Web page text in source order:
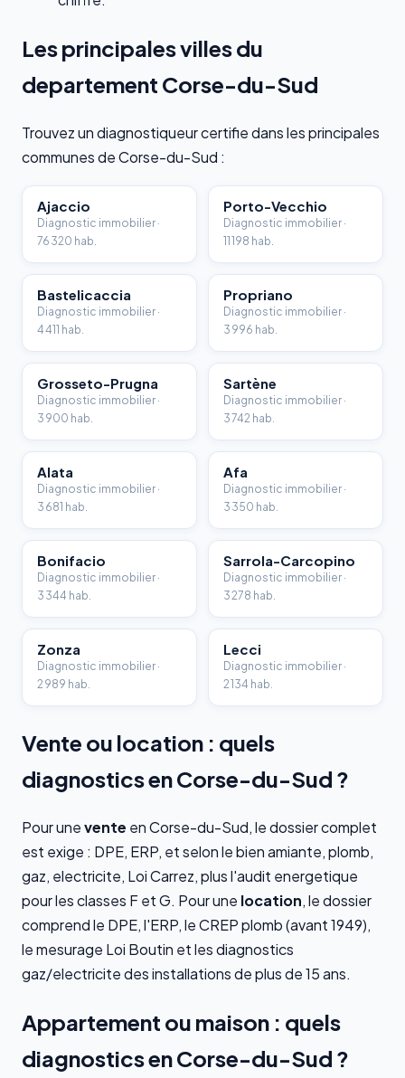
Les principales villes du
departement Corse-du-Sud
Trouvez un diagnostiqueur certifie dans les principales
communes de Corse-du-Sud :
Ajaccio
Diagnostic immobilier ·
76 320 hab.
Porto-Vecchio
Diagnostic immobilier ·
11 198 hab.
Bastelicaccia
Diagnostic immobilier ·
4 411 hab.
Propriano
Diagnostic immobilier ·
3 996 hab.
Grosseto-Prugna
Diagnostic immobilier ·
3 900 hab.
Sartène
Diagnostic immobilier ·
3 742 hab.
Alata
Diagnostic immobilier ·
3 681 hab.
Afa
Diagnostic immobilier ·
3 350 hab.
Bonifacio
Diagnostic immobilier ·
3 344 hab.
Sarrola-Carcopino
Diagnostic immobilier ·
3 278 hab.
Zonza
Diagnostic immobilier ·
2 989 hab.
Lecci
Diagnostic immobilier ·
2 134 hab.
Vente ou location : quels
diagnostics en Corse-du-Sud ?
Pour unevente en Corse-du-Sud, le dossier complet
est exige : DPE, ERP, et selon le bien amiante, plomb,
gaz, electricite, Loi Carrez, plus l'audit energetique
pour les classes F et G. Pour une location, le dossier
comprend le DPE, l'ERP, le CREP plomb (avant 1949),
le mesurage Loi Boutin et les diagnostics
gaz/electricite des installations de plus de 15 ans.
Appartement ou maison : quels
diagnostics en Corse-du-Sud ?